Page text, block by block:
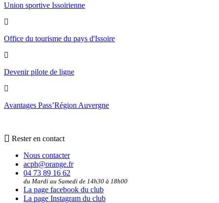
Union sportive Issoirienne
Office du tourisme du pays d'Issoire
Devenir pilote de ligne
Avantages Pass’Région Auvergne
Rester en contact
Nous contacter
acph@orange.fr
04 73 89 16 62
du Mardi au Samedi de 14h30 à 18h00
La page facebook du club
La page Instagram du club